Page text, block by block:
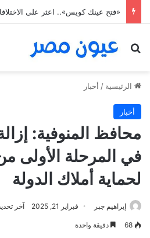
بحث عن
الرئيسية / أخبار
أخبار
لحماية أملاك الدولة
إبراهيم جبر فبراير 21, 2025 آخر تحديث:
68 دقيقة واحدة